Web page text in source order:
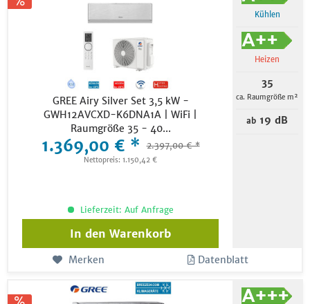
GREE Airy Silver Set 3,5 kW -
GWH12AVCXD-K6DNA1A | WiFi |
Raumgröße 35 - 40...
1.369,00 € * 2.397,00 € *
Nettopreis: 1.150,42 €
Kühlen
Heizen
35
ca. Raumgröße m²
ab 19 dB
Lieferzeit: Auf Anfrage
In den Warenkorb
Merken Datenblatt